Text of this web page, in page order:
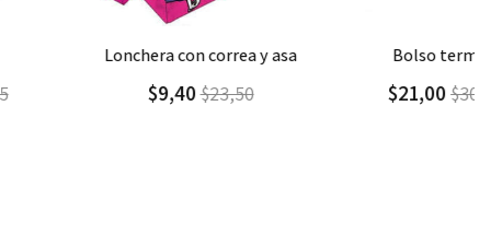
Agregar Detalle
lonchera con correa y asa
$23,50
Agregar Detalle
bolso termico
$30,00